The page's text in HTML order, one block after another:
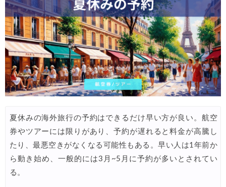
08/01 Trip.com) 海外ホテル2%OFFクーポン TRIP1
08/01 エアトリ) 海外航空券(60日前) 1,000円OFFクーポン
08/01 Trip.com) 海外航空券1%OFFクーポン TRIP2
07/27 Trip.com) タイ旅行 最大50%OFFセール
07/30 Trip.com) ホテル 1,500円OFFクーポン
07/30 Trip.com) 航空券 1,500円OFFクーポン
07/27 Trip.com) タイ航空券 10%OFFクーポン
07/25
夏休みの海外旅行の予約はできるだけ早い方が良い。航空
券やツアーには限りがあり、予約が遅れると料金が高騰し
たり、最悪空きがなくなる可能性もある。早い人は1年前か
ら動き始め、一般的には3月~5月に予約が多いとされてい
る。